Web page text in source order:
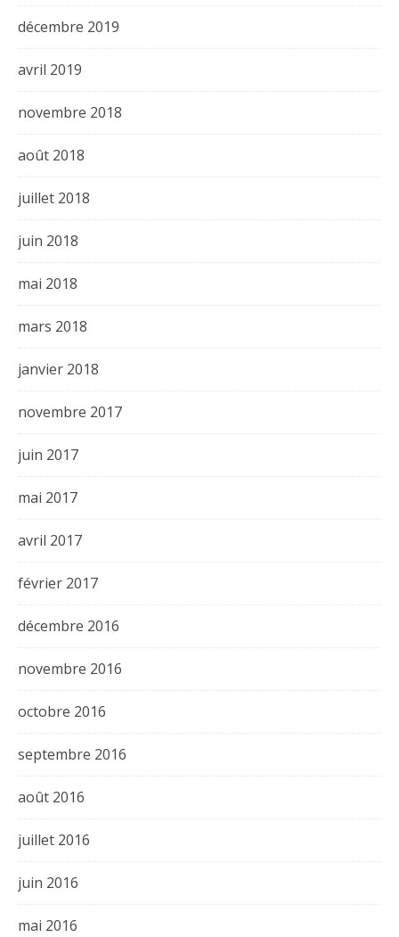
décembre 2019
avril 2019
novembre 2018
août 2018
juillet 2018
juin 2018
mai 2018
mars 2018
janvier 2018
novembre 2017
juin 2017
mai 2017
avril 2017
février 2017
décembre 2016
novembre 2016
octobre 2016
septembre 2016
août 2016
juillet 2016
juin 2016
mai 2016